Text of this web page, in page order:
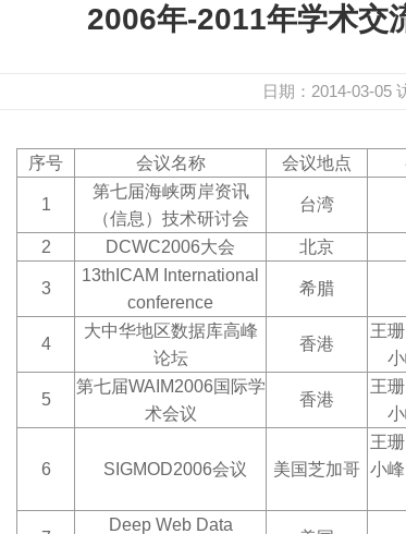
2006年-2011年学术交
日期：2014-03-05
序号 会议名称 会议地点
1
第七届海峡两岸资讯
（信息）技术研讨会
台湾
2 DCWC2006大会 北京
3
13thICAM International
conference
希腊
4
大中华地区数据库高峰
论坛
香港
王
5
第七届WAIM2006国际学
术会议
香港
王
6 SIGMOD2006会议 美国芝加哥
王
小
Deep Web Data